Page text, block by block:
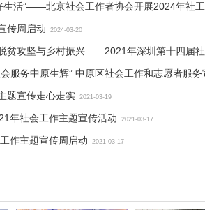
生活”——北京社会工作者协会开展2024年社
传周启动
2024-03-20
贫攻坚与乡村振兴——2021年深圳第十四届
服务中原生辉” 中原区社会工作和志愿者服
题宣传走心走实 2021-03-19
年社会工作主题宣传活动 2021-03-17
作主题宣传周启动 2021-03-17